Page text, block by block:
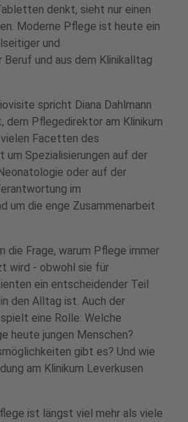
denkt, sieht nur einen
Moderne Pflege ist heute ein
und
und aus dem Klinikalltag
spricht Diana Dahlmann
dem Pflegedirektor am Klinikum
Facetten des
um Spezialisierungen auf der
oder auf der
im
um die enge Zusammenarbeit
die Frage, warum Pflege immer
wird - obwohl sie für
ein entscheidender Teil
den Alltag ist. Auch der
eine Rolle: Welche
heute jungen Menschen?
gibt es? Und wie
am Klinikum Leverkusen
ist längst viel mehr als viele